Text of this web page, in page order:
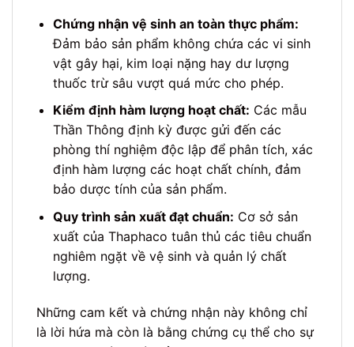
Chứng nhận vệ sinh an toàn thực phẩm:
Đảm bảo sản phẩm không chứa các vi sinh
vật gây hại, kim loại nặng hay dư lượng
thuốc trừ sâu vượt quá mức cho phép.
Kiểm định hàm lượng hoạt chất: Các mẫu
Thần Thông định kỳ được gửi đến các
phòng thí nghiệm độc lập để phân tích, xác
định hàm lượng các hoạt chất chính, đảm
bảo dược tính của sản phẩm.
Quy trình sản xuất đạt chuẩn: Cơ sở sản
xuất của Thaphaco tuân thủ các tiêu chuẩn
nghiêm ngặt về vệ sinh và quản lý chất
lượng.
Những cam kết và chứng nhận này không chỉ
là lời hứa mà còn là bằng chứng cụ thể cho sự